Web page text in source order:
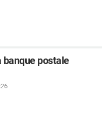
banque postale